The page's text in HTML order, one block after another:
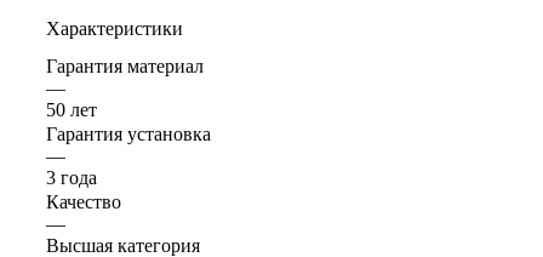
Характеристики
Гарантия материал
—
50 лет
Гарантия установка
—
3 года
Качество
—
Высшая категория